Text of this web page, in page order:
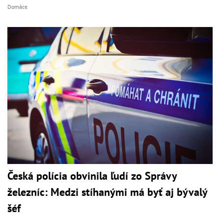
Domáce
Česká polícia obvinila ľudí zo Správy
železníc: Medzi stíhanými má byť aj bývalý
šéf